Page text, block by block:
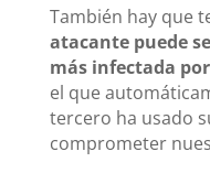
También hay que
atacante puede
más infectada
el que
tercero ha usado
comprometer